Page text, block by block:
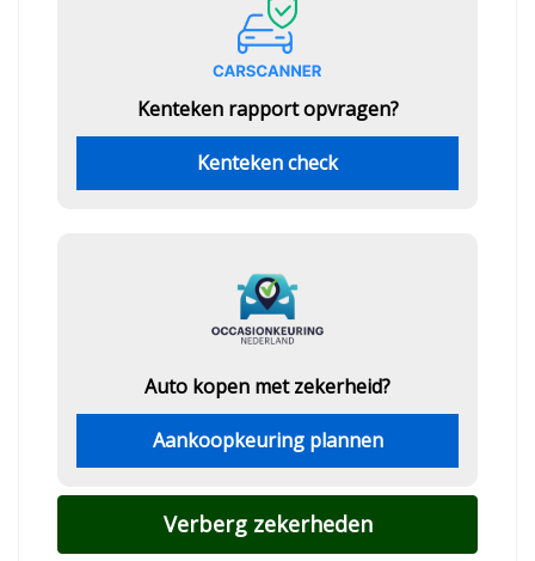
Kenteken rapport opvragen?
Kenteken check
Auto kopen met zekerheid?
Aankoopkeuring plannen
Verberg zekerheden